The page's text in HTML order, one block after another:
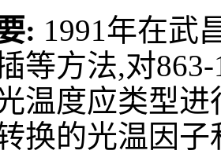
: 1991年在武
等方法,对
温度应类型
换的光温因